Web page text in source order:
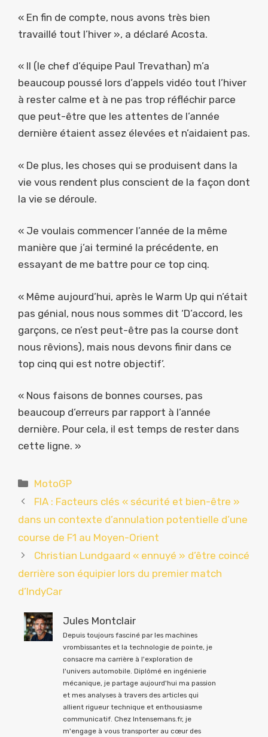
« En fin de compte, nous avons très bien
travaillé tout l’hiver », a déclaré Acosta.
« Il (le chef d’équipe Paul Trevathan) m’a
beaucoup poussé lors d’appels vidéo tout l’hiver
à rester calme et à ne pas trop réfléchir parce
que peut-être que les attentes de l’année
dernière étaient assez élevées et n’aidaient pas.
« De plus, les choses qui se produisent dans la
vie vous rendent plus conscient de la façon dont
la vie se déroule.
« Je voulais commencer l’année de la même
manière que j’ai terminé la précédente, en
essayant de me battre pour ce top cinq.
« Même aujourd’hui, après le Warm Up qui n’était
pas génial, nous nous sommes dit ‘D’accord, les
garçons, ce n’est peut-être pas la course dont
nous rêvions), mais nous devons finir dans ce
top cinq qui est notre objectif’.
« Nous faisons de bonnes courses, pas
beaucoup d’erreurs par rapport à l’année
dernière. Pour cela, il est temps de rester dans
cette ligne. »
Catégories
MotoGP
FIA : Facteurs clés « sécurité et bien-être »
dans un contexte d’annulation potentielle d’une
course de F1 au Moyen-Orient
Christian Lundgaard « ennuyé » d’être coincé
derrière son équipier lors du premier match
d’IndyCar
Jules Montclair
Depuis toujours fasciné par les machines
vrombissantes et la technologie de pointe, je
consacre ma carrière à l'exploration de
l'univers automobile. Diplômé en ingénierie
mécanique, je partage aujourd'hui ma passion
et mes analyses à travers des articles qui
allient rigueur technique et enthousiasme
communicatif. Chez Intensemans.fr, je
m'engage à vous transporter au cœur des